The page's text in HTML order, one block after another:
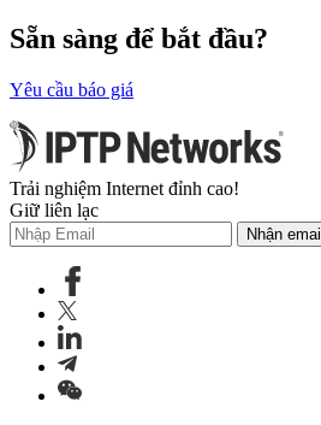
Sẵn sàng để bắt đầu?
Yêu cầu báo giá
Trải nghiệm Internet đỉnh cao!
Giữ liên lạc
Nhận email